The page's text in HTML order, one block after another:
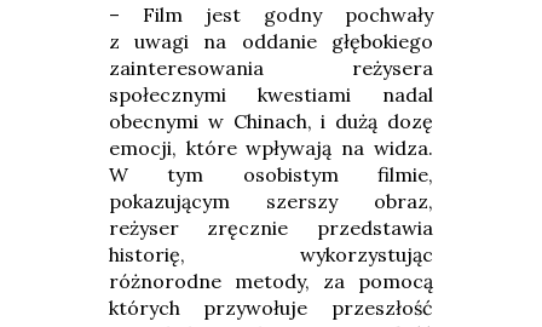
– Film jest godny pochwały
z uwagi na oddanie głębokiego
zainteresowania reżysera
społecznymi kwestiami nadal
obecnymi w Chinach, i dużą dozę
emocji, które wpływają na widza.
W tym osobistym filmie,
pokazującym szerszy obraz,
reżyser zręcznie przedstawia
historię, wykorzystując
różnorodne metody, za pomocą
których przywołuje przeszłość